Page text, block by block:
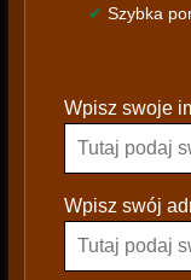
✔ Szybka
l
a
s
Wpisz swoje
Wpisz swój